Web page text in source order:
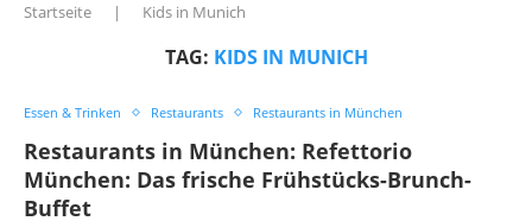
Startseite | Kids in Munich
TAG: KIDS IN MUNICH
Essen & Trinken Restaurants Restaurants in München
Restaurants in München: Refettorio
München: Das frische Frühstücks-Brunch-
Buffet